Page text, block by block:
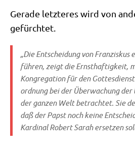
Gera­de letz­te­res wird von
gefürchtet.
„Die Ent­schei­dung von
füh­ren, zeigt die Ernst­haf­tig­keit,
Kon­gre­ga­ti­on für den
ord­nung bei der Über­wa­chung
der gan­zen Welt betrach­tet. Sie
daß der Papst noch kei­ne
Kar­di­nal Robert Sarah erset­zen